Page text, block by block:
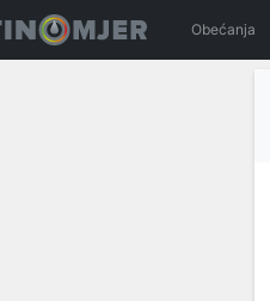
Obećanja